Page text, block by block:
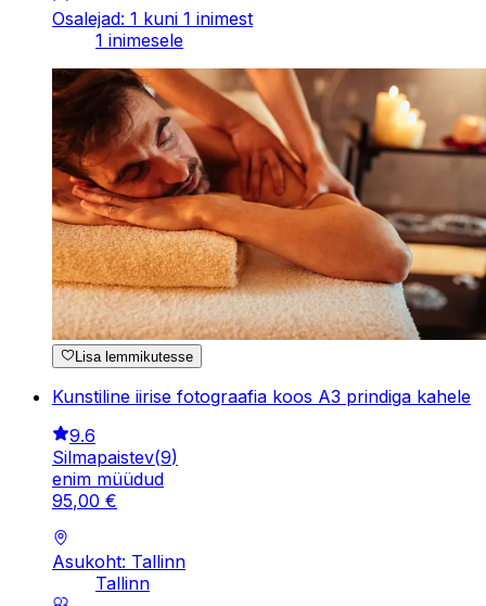
Osalejad: 1 kuni 1 inimest
1 inimesele
Lisa lemmikutesse
Kunstiline iirise fotograafia koos A3 prindiga kahele
9.6
Silmapaistev(9)
enim müüdud
95,00 €
Asukoht: Tallinn
Tallinn